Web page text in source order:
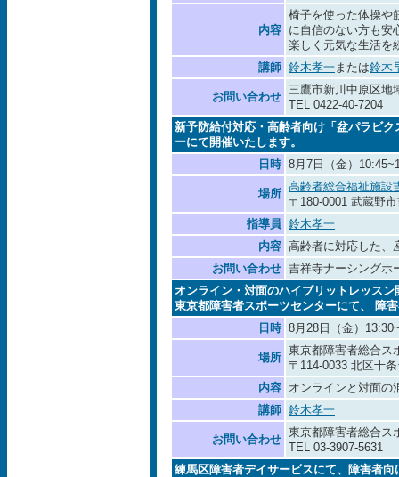
内容
椅子を使った体操や
に自信のない方も安
楽しく元気な生活を
講師 鈴木孝一または鈴木
お問い合わせ
三鷹市新川中原区地
TEL 0422-40-7204
新予防給付対応・高齢者向け「盆パラビ
ーにて開催いたします。
日時 8月7日（金）
場所
高齢者総合福祉施設
〒180-0001 武蔵野
指導員 鈴木孝一
内容 高齢者に対応した、
お問い合わせ 吉祥寺ナーシング
オンライン・対面のハイブリットレッスン
東京都障害者スポーツセンターにて、 障
日時 8月28日（金）
場所
東京都障害者総合ス
〒114-0033 北区十
内容 オンラインと対面の
講師 鈴木孝一
お問い合わせ
東京都障害者総合ス
TEL 03-3907-5631
練馬区障害者デイサービスにて、障害者